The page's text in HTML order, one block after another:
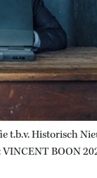
t.b.v. Historisch
BOON